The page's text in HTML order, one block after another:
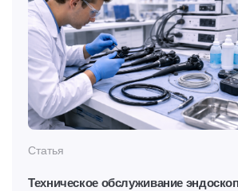
Статья
Техническое обслуживание